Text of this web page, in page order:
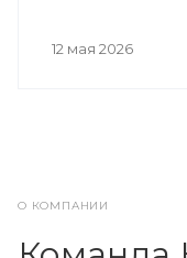
12 мая 2026
О КОМПАНИИ